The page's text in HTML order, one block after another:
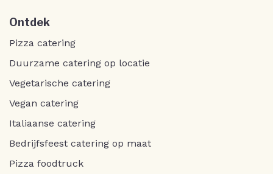
Ontdek
Pizza catering
Duurzame catering op locatie
Vegetarische catering
Vegan catering
Italiaanse catering
Bedrijfsfeest catering op maat
Pizza foodtruck